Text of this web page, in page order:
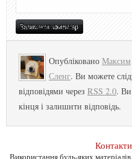
Опубліковано Максим
Сленг. Ви можете
відповідями через RSS 2.0.
кінця і залишити відповідь.
Контакти
Використання будь-яких матеріалів, розміщених на сайті, дозволяється за